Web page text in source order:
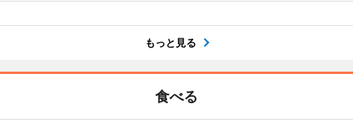
もっと見る
食べる